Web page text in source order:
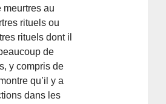
meurtres au
rituels ou
rituels dont il
de
y compris de
qu’il y a
dans les